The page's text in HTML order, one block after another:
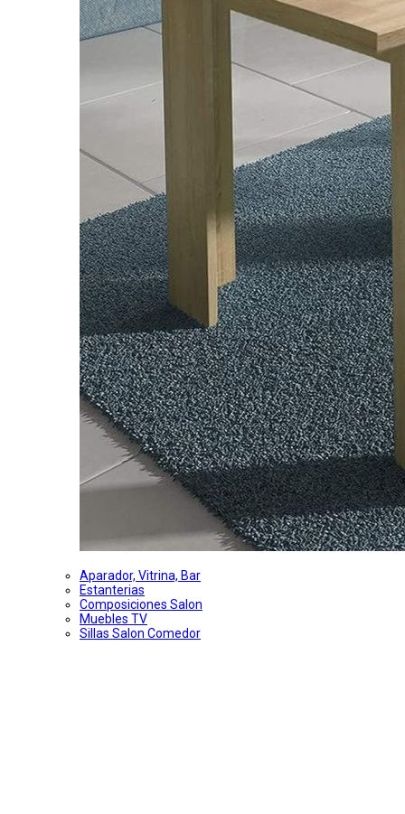
Aparador, Vitrina, Bar
Estanterias
Composiciones Salon
Muebles TV
Sillas Salon Comedor